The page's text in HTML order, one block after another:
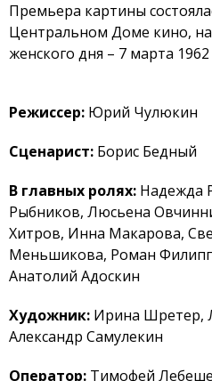
Премьера картины
Центральном Доме кино,
женского дня – 7 марта 1962
Режиссер: Юрий Чулюкин
Сценариcт: Борис Бедный
В главных ролях: Надежда
Рыбников, Люсьена
Хитров, Инна Макарова,
Меньшикова, Роман
Анатолий Адоскин
Художник: Ирина Шретер,
Александр Самулекин
Оператор: Тимофей